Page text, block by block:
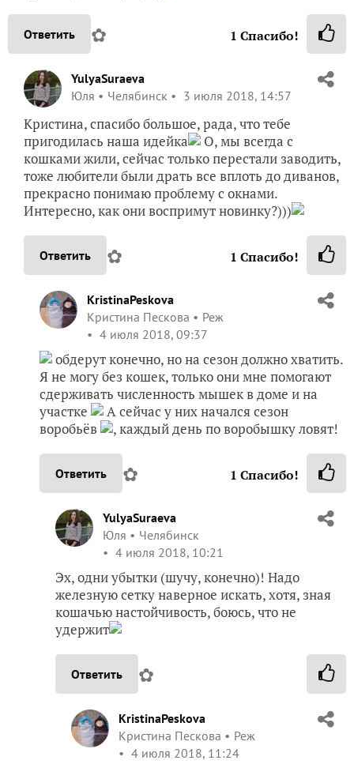
Ответить ✿ 1 Спасибо!
YulyaSuraeva
Юля
Челябинск 3 июля 2018, 14:57
Кристина, спасибо большое, рада, что тебе
пригодилась наша идейка
О, мы всегда с
кошками жили, сейчас только перестали заводить,
тоже любители были драть все вплоть до диванов,
прекрасно понимаю проблему с окнами.
Интересно, как они воспримут новинку?)))
Ответить ✿ 1 Спасибо!
KristinaPeskova
Кристина Пескова
Реж
4 июля 2018, 09:37
обдерут конечно, но на сезон должно хватить.
Я не могу без кошек, только они мне помогают
сдерживать численность мышек в доме и на
участке
А сейчас у них начался сезон
воробьёв
, каждый день по воробышку ловят!
Ответить ✿ 1 Спасибо!
YulyaSuraeva
Юля
Челябинск
4 июля 2018, 10:21
Эх, одни убытки (шучу, конечно)! Надо
железную сетку наверное искать, хотя, зная
кошачью настойчивость, боюсь, что не
удержит
Ответить ✿
KristinaPeskova
Кристина Пескова
Реж
4 июля 2018, 11:24